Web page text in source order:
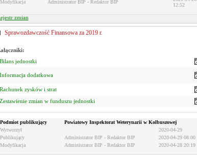
Modyfikacja
Administrator BIP - Redaktor BIP
12:52
zmian
Sprawozdawczość Finansowa za 2019 r.
jednostki
dodatkowa
zysków i strat
zmian w funduszu jednostki
Podmiot publikujący
Powiatowy Inspektorat Weterynarii w Kolbuszowej
Wytworzył
2020-04-29
Publikujący
Administrator BIP - Redaktor BIP
2020-04-29 08:00
Modyfikacja
Administrator BIP - Redaktor BIP 2020-04-28 20:19